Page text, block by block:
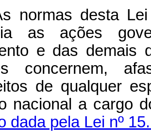
normas desta
as ações
e das demais
concernem,
de qualquer
nacional a
dada pela Lei nº